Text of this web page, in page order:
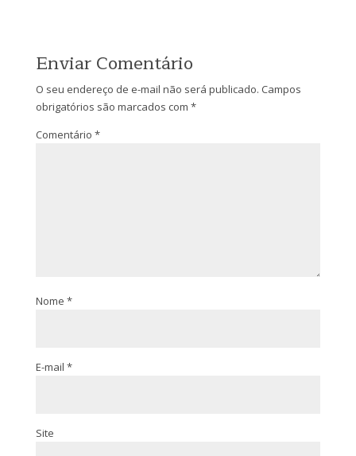
Enviar Comentário
O seu endereço de e-mail não será publicado. Campos
obrigatórios são marcados com *
Comentário *
Nome *
E-mail *
Site